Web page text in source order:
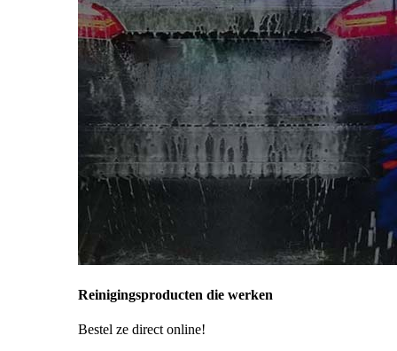
Reinigingsproducten die werken
Bestel ze direct online!